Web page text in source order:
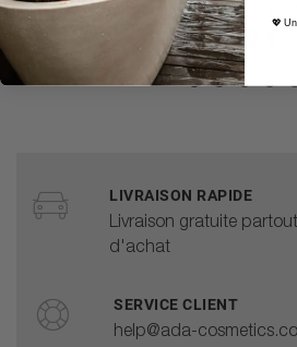
sucre de canne, l’huile de
9,90 €
LIVRAISON RAPIDE
Livraison gratuite
d'achat
SERVICE CLIENT
help@ada-
💖